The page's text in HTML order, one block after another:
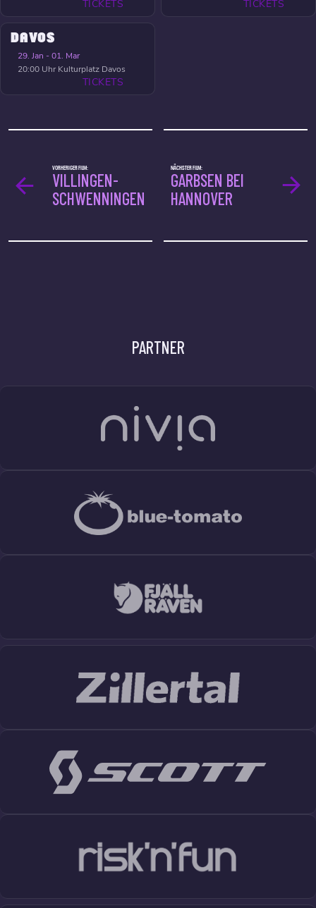
TICKETS TICKETS
DAVOS
29. Jan - 01. Mar
20:00 Uhr Kulturplatz Davos
TICKETS
NÄCHSTER FILM:
GARBSEN BEI
HANNOVER
VORHERIGER FILM:
VILLINGEN-
SCHWENNINGEN
PARTNER